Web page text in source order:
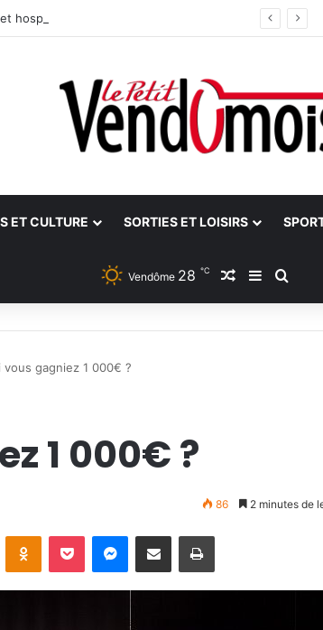
hospitalier du site unique
ET CULTURE SORTIES ET LOISIRS
Vendôme 28 ℃ ArticleSidebar
vous gagniez 1 000€ ?
1 000€ ?
86 2 minutes de